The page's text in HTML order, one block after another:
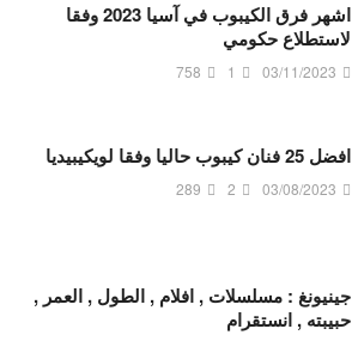
اشهر فرق الكيبوب في آسيا 2023 وفقا
لاستطلاع حكومي
03/11/2023
1
758
افضل 25 فنان كيبوب حاليا وفقا لويكيبيديا
03/08/2023
2
289
جينيونغ : مسلسلات , افلام , الطول , العمر ,
حبيبته , انستقرام